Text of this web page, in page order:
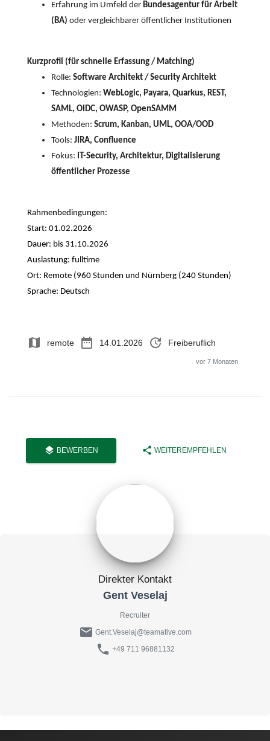
Erfahrung im Umfeld der Bundesagentur für Arbeit
(BA) oder vergleichbarer öffentlicher Institutionen
Kurzprofil (für schnelle Erfassung / Matching)
Rolle: Software Architekt / Security Architekt
Technologien: WebLogic, Payara, Quarkus, REST,
SAML, OIDC, OWASP, OpenSAMM
Methoden: Scrum, Kanban, UML, OOA/OOD
Tools: JIRA, Confluence
Fokus: IT-Security, Architektur, Digitalisierung
öffentlicher Prozesse
Rahmenbedingungen:
Start: 01.02.2026
Dauer: bis 31.10.2026
Auslastung: fulltime
Ort: Remote (960 Stunden und Nürnberg (240 Stunden)
Sprache: Deutsch
map remote date_range 14.01.2026 update Freiberuflich
vor 7 Monaten
layers BEWERBEN share WEITEREMPFEHLEN
Direkter Kontakt
Gent Veselaj
Recruiter
mail Gent.Veselaj@teamative.com
phone +49 711 96881132